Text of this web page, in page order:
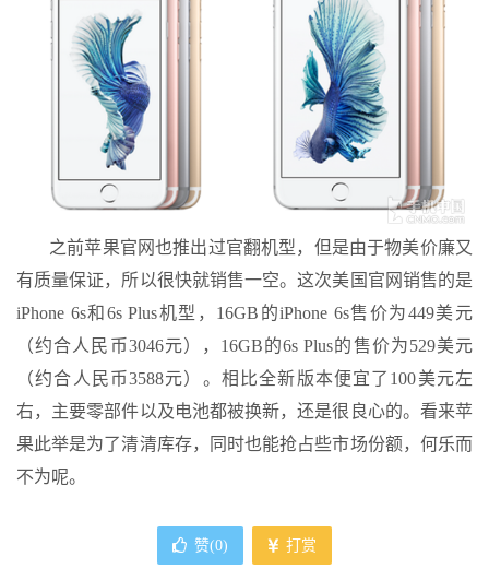
之前苹果官网也推出过官翻机型，但是由于物美价廉又
有质量保证，所以很快就销售一空。这次美国官网销售的是
iPhone 6s和6s Plus机型，16GB的iPhone 6s售价为449美元
（约合人民币3046元），16GB的6s Plus的售价为529美元
（约合人民币3588元）。相比全新版本便宜了100美元左
右，主要零部件以及电池都被换新，还是很良心的。看来苹
果此举是为了清清库存，同时也能抢占些市场份额，何乐而
不为呢。
赞(0) 打赏